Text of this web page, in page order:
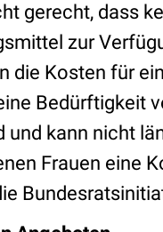
gerecht, dass
zur
die Kosten für
Bedürftigkeit
kann nicht
Frauen eine